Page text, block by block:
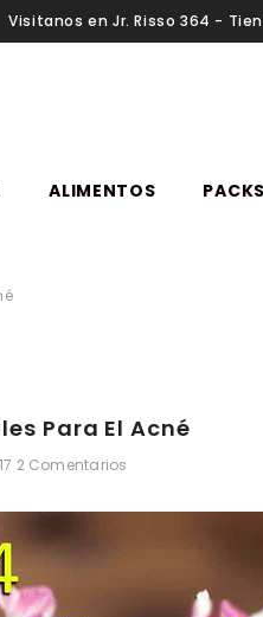
Visitanos en Jr. Risso 364 -
ALIMENTOS PACKS
Para El Acné
2 Comentarios